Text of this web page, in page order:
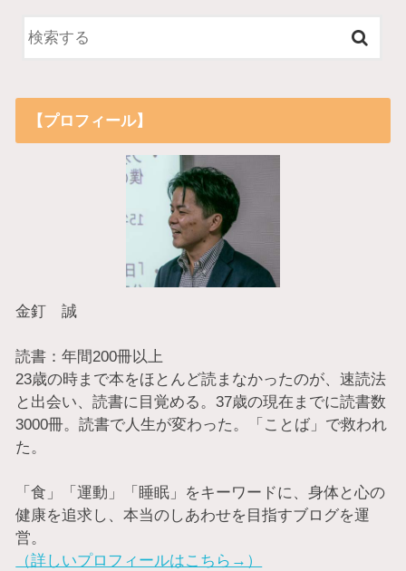
【プロフィール】
金釘 誠
読書：年間200冊以上
23歳の時まで本をほとんど読まなかったのが、速読法
と出会い、読書に目覚める。37歳の現在までに読書数
3000冊。読書で人生が変わった。「ことば」で救われ
た。
「食」「運動」「睡眠」をキーワードに、身体と心の
健康を追求し、本当のしあわせを目指すブログを運
営。
（詳しいプロフィールはこちら→）